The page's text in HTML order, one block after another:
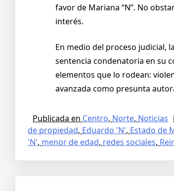
favor de Mariana “N”. No
interés.
En medio del proceso judicial,
sentencia condenatoria en su
elementos que lo rodean:
avanzada como presunta
Publicada en Centro, Norte, Noticias
de propiedad, Eduardo 'N', Estado de
'N', menor de edad, redes sociales,